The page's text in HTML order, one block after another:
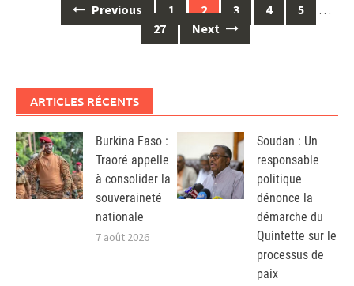
navigation
Previous 1 2 3 4 5
…
27
Next
ARTICLES RÉCENTS
Burkina Faso :
Traoré appelle
à consolider la
souveraineté
nationale
7 août 2026
Soudan : Un
responsable
politique
dénonce la
démarche du
Quintette sur le
processus de
paix